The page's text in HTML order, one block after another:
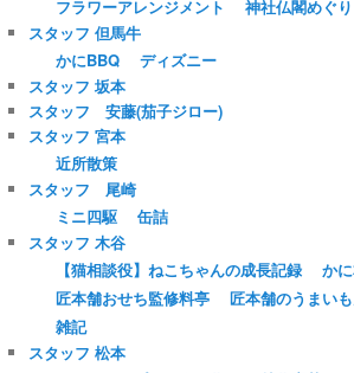
フラワーアレンジメント
神社仏閣めぐり
スタッフ 但馬牛
かにBBQ
ディズニー
スタッフ 坂本
スタッフ 安藤(茄子ジロー)
スタッフ 宮本
近所散策
スタッフ 尾崎
ミニ四駆
缶詰
スタッフ 木谷
【猫相談役】ねこちゃんの成長記録
か
匠本舗おせち監修料亭
匠本舗のうまい
雑記
スタッフ 松本